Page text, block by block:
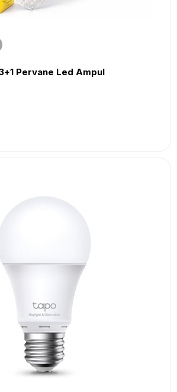
Pervane Led Ampul